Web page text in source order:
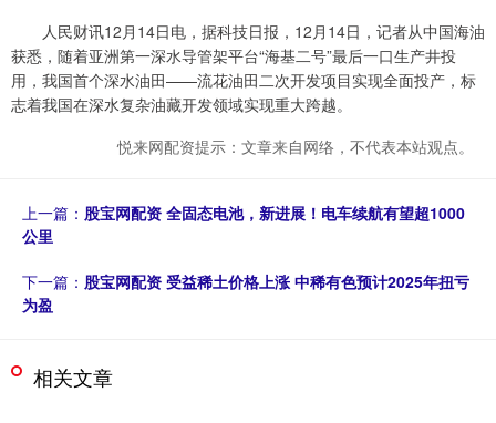
人民财讯12月14日电，据科技日报，12月14日，记者从中国海油
获悉，随着亚洲第一深水导管架平台“海基二号”最后一口生产井投
用，我国首个深水油田——流花油田二次开发项目实现全面投产，标
志着我国在深水复杂油藏开发领域实现重大跨越。
悦来网配资提示：文章来自网络，不代表本站观点。
上一篇： 股宝网配资 全固态电池，新进展！电车续航有望超1000
公里
下一篇： 股宝网配资 受益稀土价格上涨 中稀有色预计2025年扭亏
为盈
相关文章